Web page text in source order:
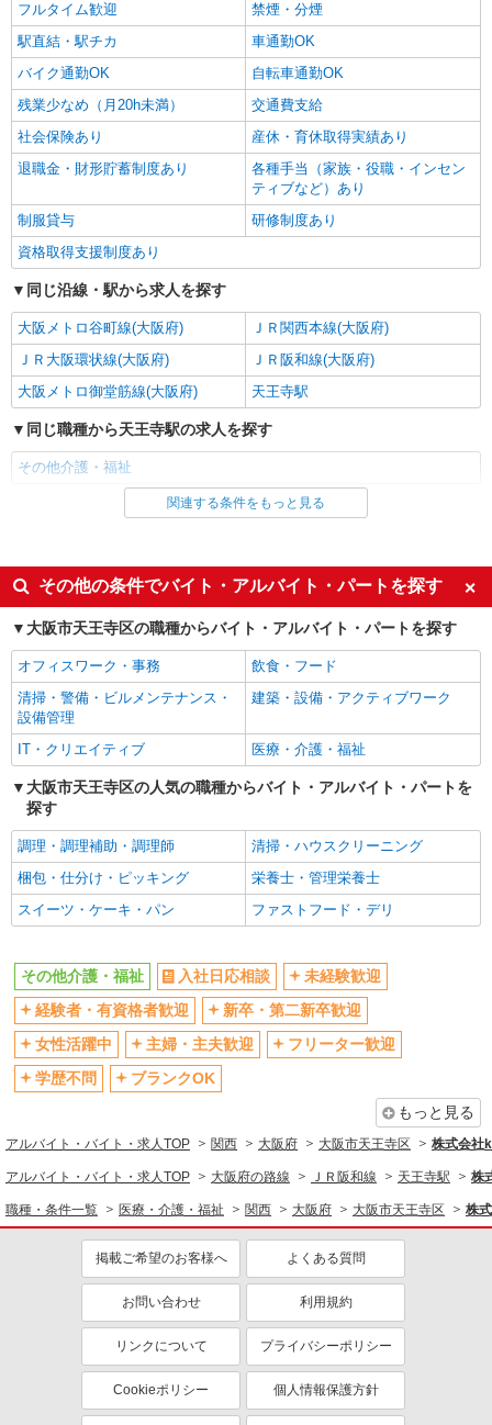
フルタイム歓迎
禁煙・分煙
駅直結・駅チカ
車通勤OK
バイク通勤OK
自転車通勤OK
残業少なめ（月20h未満）
交通費支給
社会保険あり
産休・育休取得実績あり
退職金・財形貯蓄制度あり
各種手当（家族・役職・インセン
ティブなど）あり
制服貸与
研修制度あり
資格取得支援制度あり
同じ沿線・駅から求人を探す
大阪メトロ谷町線(大阪府)
ＪＲ関西本線(大阪府)
ＪＲ大阪環状線(大阪府)
ＪＲ阪和線(大阪府)
大阪メトロ御堂筋線(大阪府)
天王寺駅
同じ職種から天王寺駅の求人を探す
その他介護・福祉
同じ雇用形態から天王寺駅の求人を探す
同じ特徴から天王寺駅の求人を探す
入社日応相談
未経験歓迎
経験者・有資格者歓迎
新卒・第二新卒歓迎
女性活躍中
主婦・主夫歓迎
フリーター歓迎
ブランクOK
ミドル（40代～）活躍中
エルダー（50代～）活躍中
シニア（60代～）活躍中
高収入・高額
昇給あり
完全週休2日制
フルタイム歓迎
禁煙・分煙
駅直結・駅チカ
車通勤OK
残業少なめ（月20h未満）
交通費支給
社会保険あり
産休・育休取得実績あり
退職金・財形貯蓄制度あり
各種手当（家族・役職・インセン
ティブなど）あり
制服貸与
同じ職種から求人を探す
同じ特徴から求人を探す
ミドル（40代～）活躍中
ボーナス・賞与あり
車通勤OK
交通費支給
社会保険あり
産休・育休取得実績あり
関連する条件をもっと見る
その他の条件でバイト・アルバイト・パートを探す
大阪市天王寺区の職種からバイト・アルバイト・パートを探す
オフィスワーク・事務
飲食・フード
清掃・警備・ビルメンテナンス・
設備管理
建築・設備・アクティブワーク
IT・クリエイティブ 医療・介護・福祉
大阪市天王寺区の人気の職種からバイト・アルバイト・パートを
探す
調理・調理補助・調理師
清掃・ハウスクリーニング
梱包・仕分け・ピッキング
栄養士・管理栄養士
スイーツ・ケーキ・パン
ファストフード・デリ
その他介護・福祉 入社日応相談
未経験歓迎
経験者・有資格者歓迎
新卒・第二新卒歓迎
女性活躍中
主婦・主夫歓迎
フリーター歓迎
学歴不問
ブランクOK
もっと見る
アルバイト・バイト・求人TOP 関西 大阪府 大阪市天王寺区 株式会社
アルバイト・バイト・求人TOP 大阪府の路線 ＪＲ阪和線 天王寺駅 株
職種・条件一覧 医療・介護・福祉 関西 大阪府 大阪市天王寺区 株
掲載ご希望のお客様へ よくある質問
お問い合わせ 利用規約
リンクについて プライバシーポリシー
Cookieポリシー 個人情報保護方針